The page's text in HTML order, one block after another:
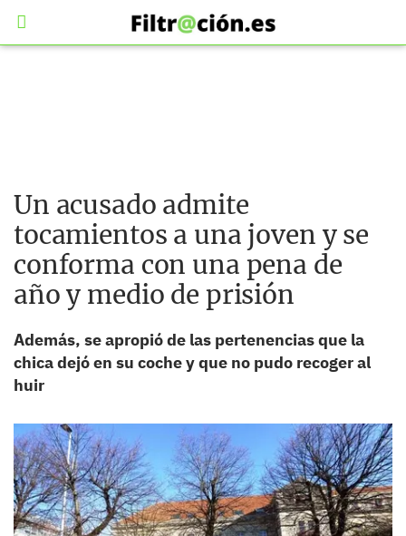
Un acusado admite
tocamientos a una joven y se
conforma con una pena de
año y medio de prisión
Además, se apropió de las pertenencias que la
chica dejó en su coche y que no pudo recoger al
huir